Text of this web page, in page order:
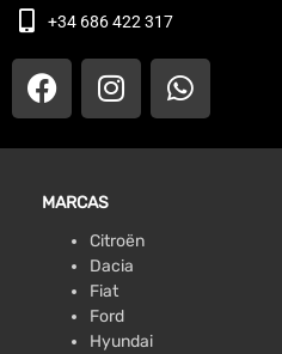
+34 686 422 317
MARCAS
Citroën
Dacia
Fiat
Ford
Hyundai